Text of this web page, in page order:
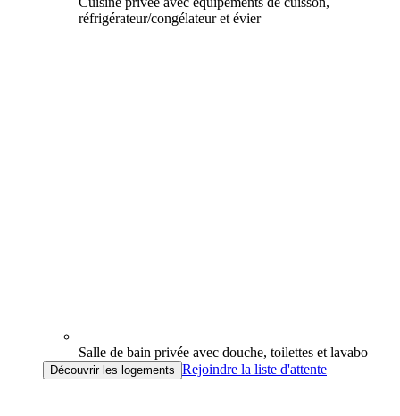
réfrigérateur/congélateur et évier
Salle de bain privée avec douche, toilettes et lavabo
Découvrir les logements Rejoindre la liste d'attente